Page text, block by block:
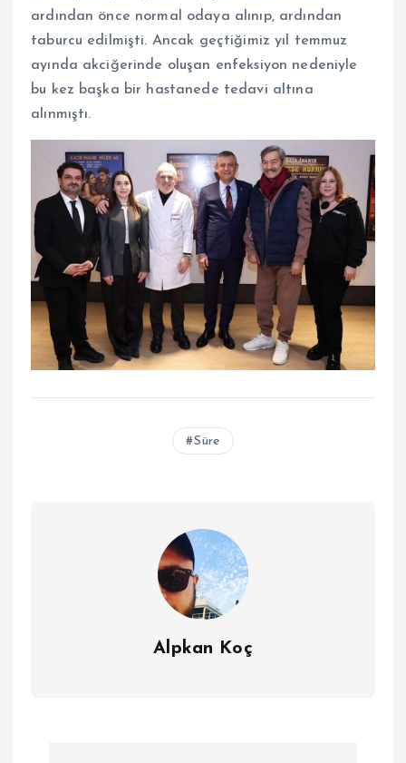
ardından önce normal odaya alınıp, ardından
taburcu edilmişti. Ancak geçtiğimiz yıl temmuz
ayında akciğerinde oluşan enfeksiyon nedeniyle
bu kez başka bir hastanede tedavi altına
alınmıştı.
Süre
Alpkan Koç